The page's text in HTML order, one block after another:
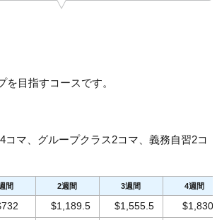
を目指すコースです。
コマ、グループクラス2コマ、義務自習2コ
間 2週間 3週間 4週間
$1,189.5 $1,555.5 $1,830